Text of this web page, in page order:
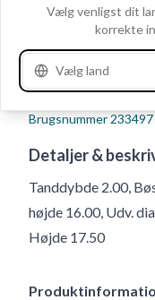
Brugsnummer233497
Detaljer &
Tanddybde 2.00,
højde 16.00, Udv.
Højde 17.50
Vælg venligst dit
korrekte
Vælg land